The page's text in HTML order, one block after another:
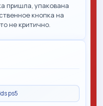
пришла, упакована
кнопка на
не критично.
ps5